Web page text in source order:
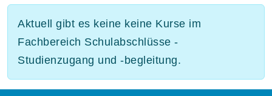
Aktuell gibt es keine keine Kurse im
Fachbereich Schulabschlüsse -
Studienzugang und -begleitung.